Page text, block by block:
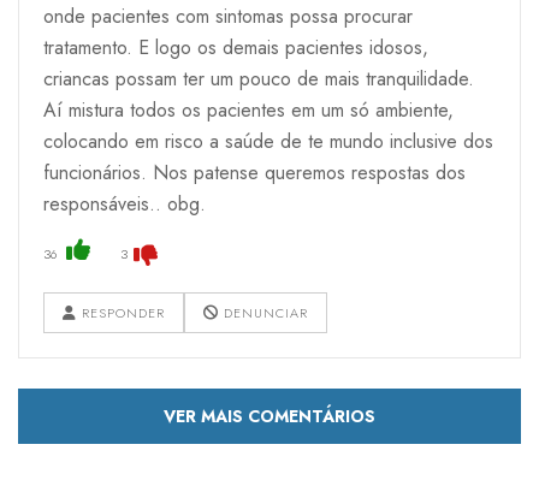
onde pacientes com sintomas possa procurar
tratamento. E logo os demais pacientes idosos,
criancas possam ter um pouco de mais tranquilidade.
Aí mistura todos os pacientes em um só ambiente,
colocando em risco a saúde de te mundo inclusive dos
funcionários. Nos patense queremos respostas dos
responsáveis.. obg.
36 3
RESPONDER DENUNCIAR
VER MAIS COMENTÁRIOS